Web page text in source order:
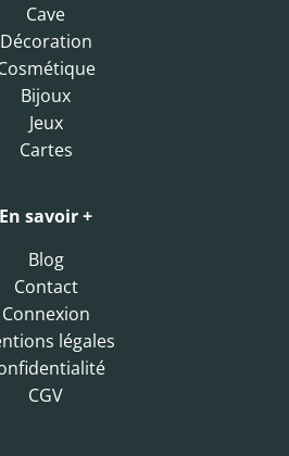
Cave
Décoration
Bijoux
Jeux
Cartes
En savoir +
Blog
Contact
Connexion
légales
CGV